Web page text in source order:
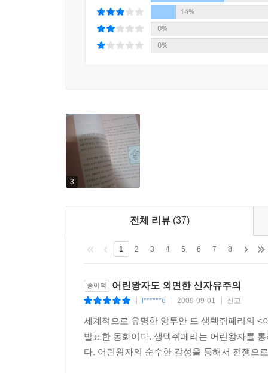
부록 2 민생뎐
허생의 이웃 민생의 이야기. 재크와 콩나무, 금도
그 앞에 살려주겠다며 박통을 등에 업은 미스터
14%
0%
0%
3
전체 리뷰 (37)
1 2 3 4 5 6 7 8
종이책 어린왕자도 외면한 신자유주의
l******e 2009-09-01 신고
세계적으로 유명한 앙투안 드 생텍쥐페리의
발표한 동화이다. 생텍쥐페리는 어린왕자를
다. 어린왕자의 순수한 감성을 통해서 전쟁으